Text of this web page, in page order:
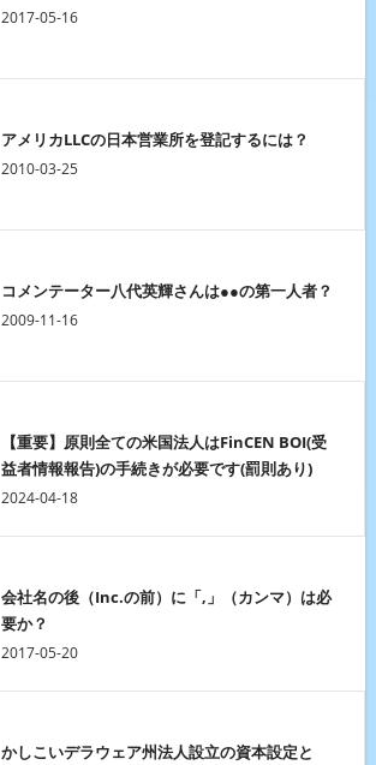
2017-05-16
アメリカLLCの日本営業所を登記するには？
2010-03-25
コメンテーター八代英輝さんは●●の第一人者？
2009-11-16
【重要】原則全ての米国法人はFinCEN BOI(受
益者情報報告)の手続きが必要です(罰則あり)
2024-04-18
会社名の後（Inc.の前）に「,」（カンマ）は必
要か？
2017-05-20
かしこいデラウェア州法人設立の資本設定と